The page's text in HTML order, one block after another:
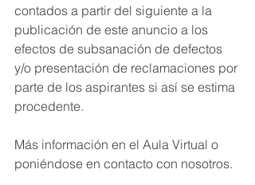
contados a partir del siguiente a la
publicación de este anuncio a los
efectos de subsanación de defectos
y/o presentación de reclamaciones por
parte de los aspirantes si así se estima
procedente.
Más información en el Aula Virtual o
poniéndose en contacto con nosotros.